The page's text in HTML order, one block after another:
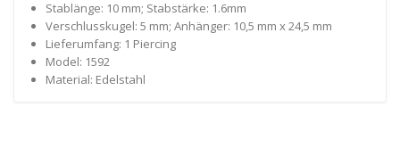
Stablänge: 10 mm; Stabstärke: 1.6mm
Verschlusskugel: 5 mm; Anhänger: 10,5 mm x 24,5 mm
Lieferumfang: 1 Piercing
Model: 1592
Material: Edelstahl